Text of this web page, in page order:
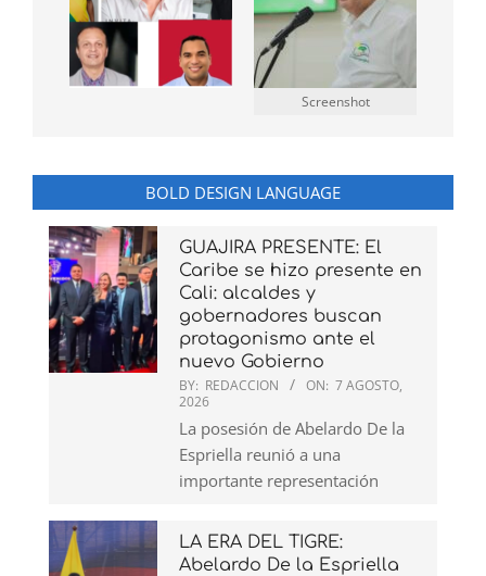
Screenshot
BOLD DESIGN LANGUAGE
GUAJIRA PRESENTE: El
Caribe se hizo presente en
Cali: alcaldes y
gobernadores buscan
protagonismo ante el
nuevo Gobierno
BY: REDACCION ON: 7 AGOSTO,
2026
La posesión de Abelardo De la
Espriella reunió a una
importante representación
LA ERA DEL TIGRE:
Abelardo De la Espriella